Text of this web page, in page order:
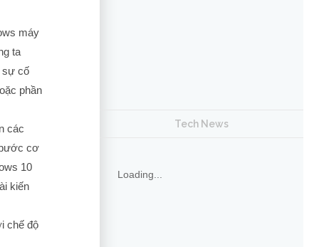
máy
ta
sự cố
phần
các
cơ
10
kiến
chế độ
Tech News
Loading...